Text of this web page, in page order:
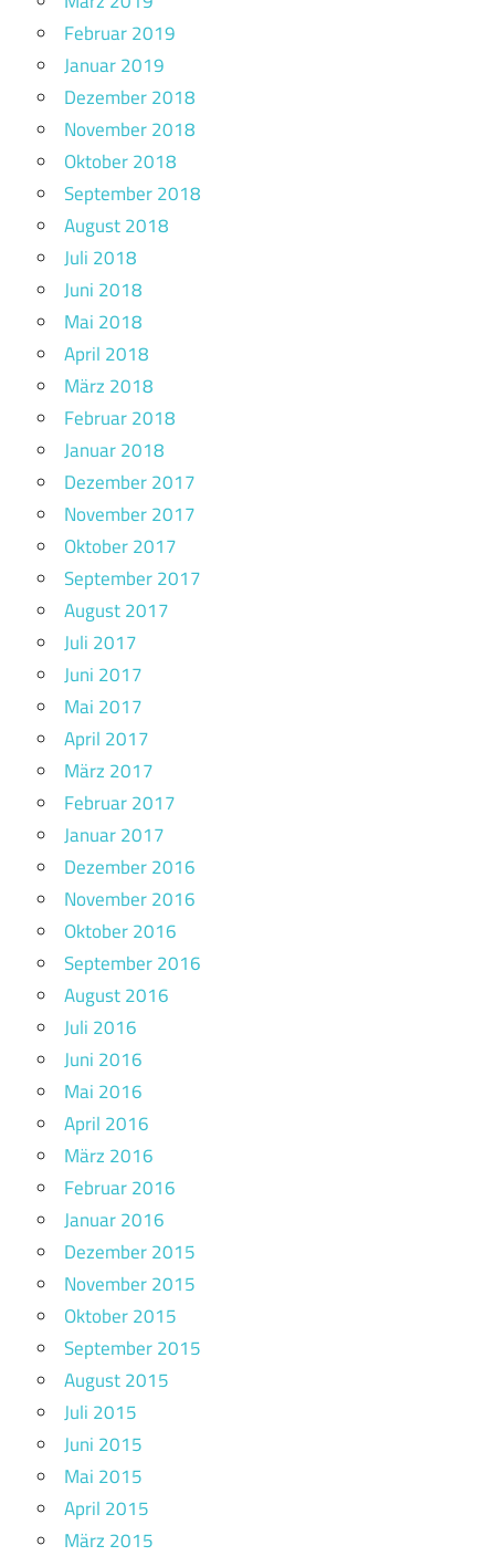
Februar 2019
Januar 2019
Dezember 2018
November 2018
Oktober 2018
September 2018
August 2018
Juli 2018
Juni 2018
Mai 2018
April 2018
März 2018
Februar 2018
Januar 2018
Dezember 2017
November 2017
Oktober 2017
September 2017
August 2017
Juli 2017
Juni 2017
Mai 2017
April 2017
März 2017
Februar 2017
Januar 2017
Dezember 2016
November 2016
Oktober 2016
September 2016
August 2016
Juli 2016
Juni 2016
Mai 2016
April 2016
März 2016
Februar 2016
Januar 2016
Dezember 2015
November 2015
Oktober 2015
September 2015
August 2015
Juli 2015
Juni 2015
Mai 2015
April 2015
März 2015